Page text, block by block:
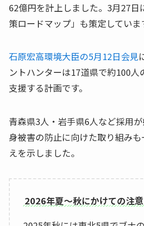
62億円を計上しました。3月27日
策ロードマップ」も策定していま
石原宏高環境大臣の5月12日会見
ントハンターは17道県で約100人
支援する計画です。
青森県3人・岩手県6人など採用
身被害の防止に向けた取り組み
えを示しました。
2026年夏〜秋にかけての注